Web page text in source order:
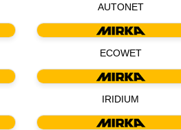
AUTONET
ECOWET
IRIDIUM